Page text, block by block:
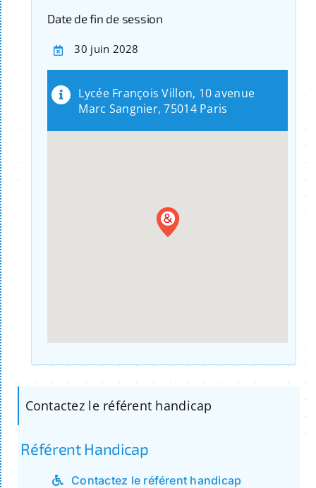
Date de fin de session
30 juin 2028
Lycée François Villon, 10 avenue
Marc Sangnier, 75014 Paris
Contactez le référent handicap
Référent Handicap
Contactez le référent handicap